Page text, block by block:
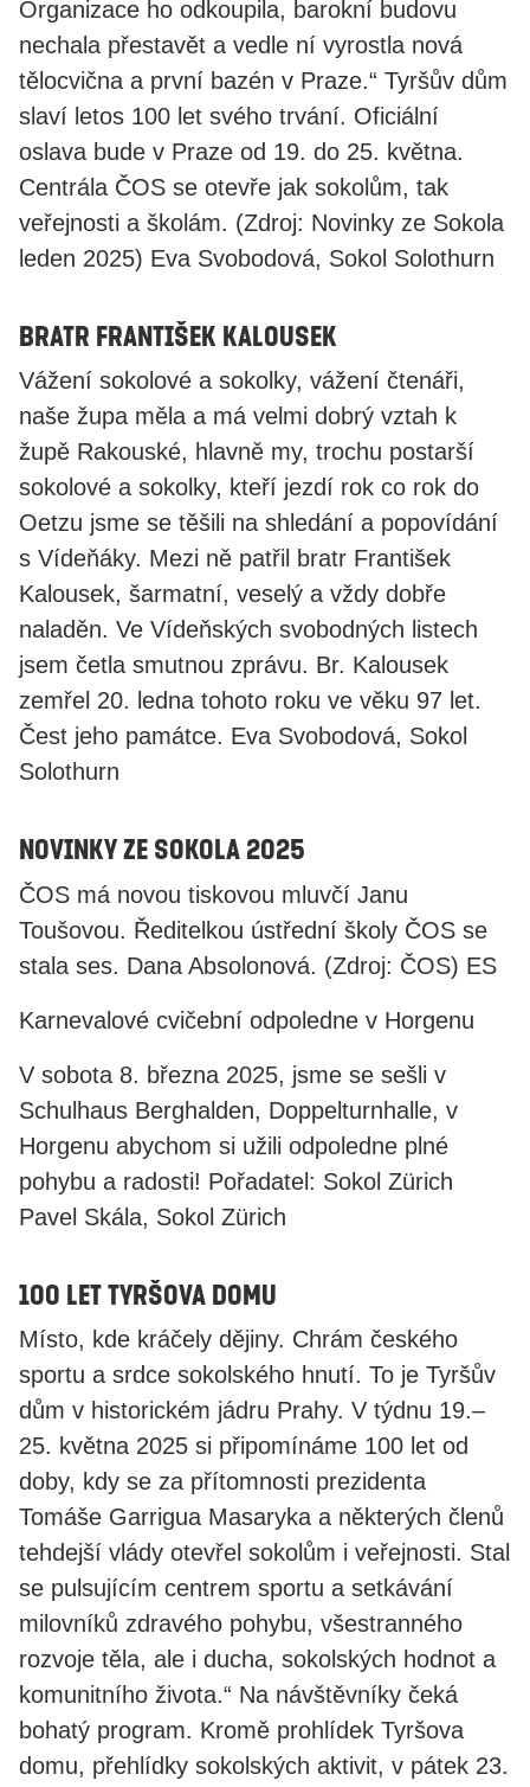
Organizace ho odkoupila, barokní budovu
nechala přestavět a vedle ní vyrostla nová
tělocvična a první bazén v Praze.“ Tyršův dům
slaví letos 100 let svého trvání. Oficiální
oslava bude v Praze od 19. do 25. května.
Centrála ČOS se otevře jak sokolům, tak
veřejnosti a školám. (Zdroj: Novinky ze Sokola
leden 2025) Eva Svobodová, Sokol Solothurn
Bratr František Kalousek
Vážení sokolové a sokolky, vážení čtenáři,
naše župa měla a má velmi dobrý vztah k
župě Rakouské, hlavně my, trochu postarší
sokolové a sokolky, kteří jezdí rok co rok do
Oetzu jsme se těšili na shledání a popovídání
s Vídeňáky. Mezi ně patřil bratr František
Kalousek, šarmatní, veselý a vždy dobře
naladěn. Ve Vídeňských svobodných listech
jsem četla smutnou zprávu. Br. Kalousek
zemřel 20. ledna tohoto roku ve věku 97 let.
Čest jeho památce. Eva Svobodová, Sokol
Solothurn
Novinky ze SOKOLA 2025
ČOS má novou tiskovou mluvčí Janu
Toušovou. Ředitelkou ústřední školy ČOS se
stala ses. Dana Absolonová. (Zdroj: ČOS) ES
Karnevalové cvičební odpoledne v Horgenu
V sobota 8. března 2025, jsme se sešli v
Schulhaus Berghalden, Doppelturnhalle, v
Horgenu abychom si užili odpoledne plné
pohybu a radosti! Pořadatel: Sokol Zürich
Pavel Skála, Sokol Zürich
100 let Tyršova domu
​Místo, kde kráčely dějiny. Chrám českého
sportu a srdce sokolského hnutí. To je Tyršův
dům v historickém jádru Prahy. V týdnu 19.–
25. května 2025 si připomínáme 100 let od
doby, kdy se za přítomnosti prezidenta
Tomáše Garrigua Masaryka a některých členů
tehdejší vlády otevřel sokolům i veřejnosti. Stal
se pulsujícím centrem sportu a setkávání
milovníků zdravého pohybu, všestranného
rozvoje těla, ale i ducha, sokolských hodnot a
komunitního života.“ Na návštěvníky čeká
bohatý program. Kromě prohlídek Tyršova
domu, přehlídky sokolských aktivit, v pátek 23.